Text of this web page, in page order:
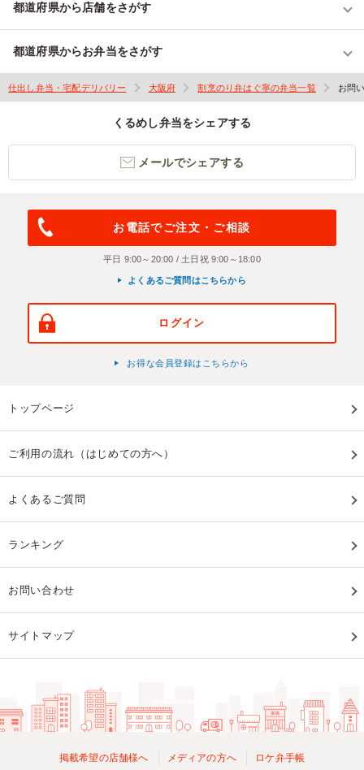
都道府県から店舗をさがす
都道府県からお弁当をさがす
仕出し弁当・宅配デリバリー 大阪府 割烹のり弁はぐ寧の弁当一覧 お問
くるめし弁当をシェアする
メールでシェアする
お電話でご注文・ご相談
平日 9:00～20:00 / 土日祝 9:00～18:00
よくあるご質問はこちらから
ログイン
お得な会員登録はこちらから
トップページ
ご利用の流れ（はじめての方へ）
よくあるご質問
ランキング
お問い合わせ
サイトマップ
掲載希望の店舗様へ メディアの方へ ロケ弁手帳